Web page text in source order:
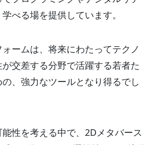
べる場を提供しています。
ームは、将来にわたってテクノ
交差する分野で活躍する若者た
、強力なツールとなり得るでし
性を考える中で、2Dメタバース